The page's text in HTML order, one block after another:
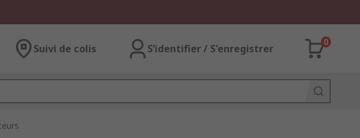
Suivi de colis S’identifier / S'enregistrer
0